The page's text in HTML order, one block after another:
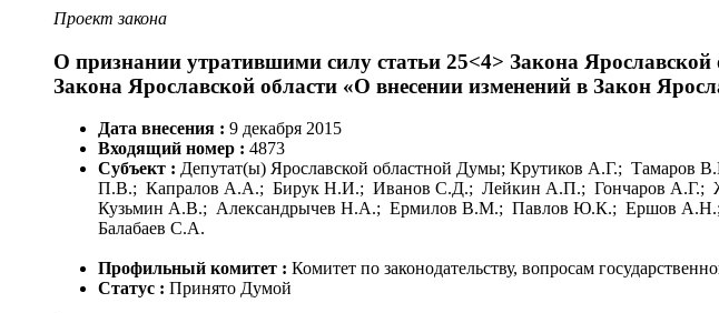
Проект закона
О признании утратившими силу статьи 25<4> Закона
Закона Ярославской области «О внесении изменений в Закон
Дата внесения : 9 декабря 2015
Входящий номер : 4873
Субъект : Депутат(ы) Ярославской областной Думы; Крутиков А.Г.;
П.В.; Капралов А.А.; Бирук Н.И.; Иванов С.Д.; Лейкин А.П.; Гончаров
Кузьмин А.В.; Александрычев Н.А.; Ермилов В.М.; Павлов Ю.К.; Ершов
Балабаев С.А.
Профильный комитет : Комитет по законодательству, вопросам
Статус : Принято Думой